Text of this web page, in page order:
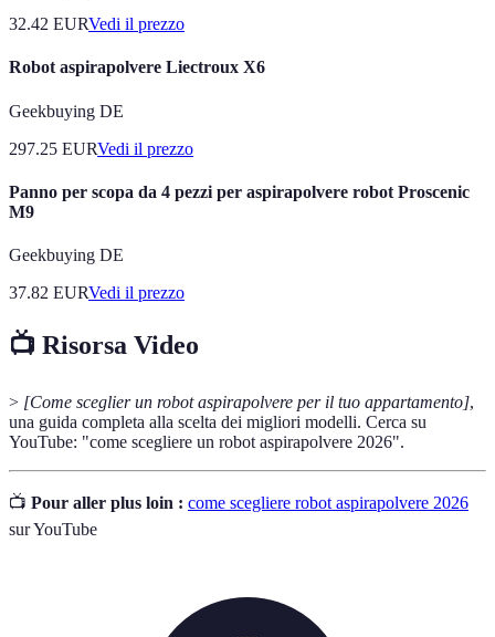
32.42 EURVedi il prezzo
Robot aspirapolvere Liectroux X6
Geekbuying DE
297.25 EURVedi il prezzo
Panno per scopa da 4 pezzi per aspirapolvere robot Proscenic
M9
Geekbuying DE
37.82 EURVedi il prezzo
📺 Risorsa Video
> [Come sceglier un robot aspirapolvere per il tuo appartamento],
una guida completa alla scelta dei migliori modelli. Cerca su
YouTube: "come scegliere un robot aspirapolvere 2026".
📺 Pour aller plus loin : come scegliere robot aspirapolvere 2026
sur YouTube